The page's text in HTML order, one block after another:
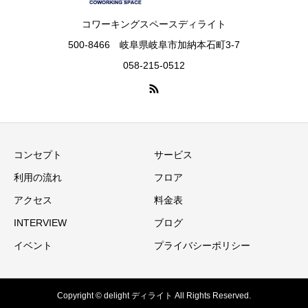
コワーキングスペースディライト
500-8466 岐阜県岐阜市加納本石町3-7
058-215-0512
コンセプト サービス
利用の流れ フロア
アクセス 料金表
INTERVIEW ブログ
イベント プライバシーポリシー
Copyright © delight ディライト All Rights Reserved.